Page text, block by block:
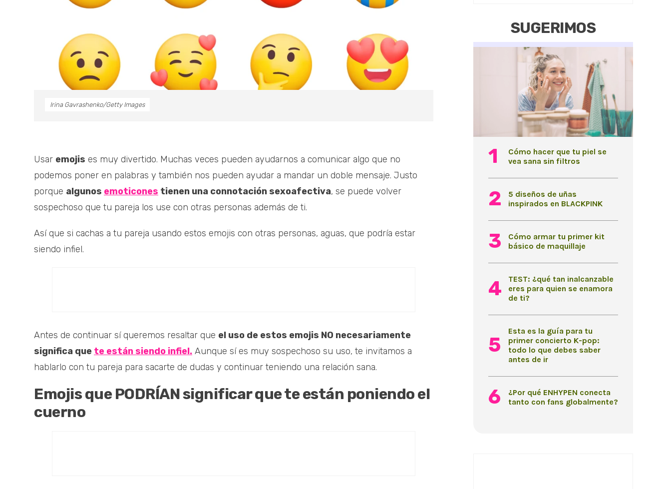
Irina Gavrashenko/Getty Images
Usar emojis es muy divertido. Muchas veces pueden ayudarnos a comunicar algo que no
podemos poner en palabras y también nos pueden ayudar a mandar un doble mensaje. Justo
porque algunos emoticones tienen una connotación sexoafectiva, se puede volver
sospechoso que tu pareja los use con otras personas además de ti.
Así que si cachas a tu pareja usando estos emojis con otras personas, aguas, que podría estar
siendo infiel.
Antes de continuar sí queremos resaltar que el uso de estos emojis NO necesariamente
significa que te están siendo infiel. Aunque sí es muy sospechoso su uso, te invitamos a
hablarlo con tu pareja para sacarte de dudas y continuar teniendo una relación sana.
Emojis que PODRÍAN significar que te están poniendo el
cuerno
SUGERIMOS
Cómo hacer que tu piel se
vea sana sin filtros
5 diseños de uñas
inspirados en BLACKPINK
Cómo armar tu primer kit
básico de maquillaje
TEST: ¿qué tan inalcanzable
eres para quien se enamora
de ti?
Esta es la guía para tu
primer concierto K-pop:
todo lo que debes saber
antes de ir
¿Por qué ENHYPEN conecta
tanto con fans globalmente?